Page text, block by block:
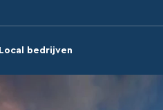
Local bedrijven